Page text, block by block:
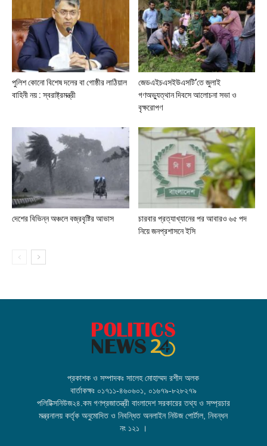
পুলিশ কোনো বিশেষ দলের বা গোষ্ঠীর লাঠিয়াল
বাহিনী নয় : স্বরাষ্ট্রমন্ত্রী
জেডএইচএসইউএসটি’তে জুলাই
গণঅভ্যুত্থান দিবসে আলোচনা সভা ও
বৃক্ষরোপণ
দেশের বিভিন্ন অঞ্চলে বজ্রবৃষ্টির আভাস
চারবার প্রত্যাখ্যানের পর আবারও ৬৫ পদ
নিয়ে জনপ্রশাসনে ইসি
প্রকাশক ও সম্পাদকঃ সালেহ মোহাম্মদ রশীদ অলক
বার্তাকক্ষঃ ০১৭১১-৪৬০৬০১, ০১৬৭৯-৮২৮২৭৯
পলিটিক্সনিউজ২৪.কম গণপ্রজাতন্ত্রী বাংলাদেশ সরকারের তথ্য ও সম্প্রচার
মন্ত্রনালয় কর্তৃক অনুমোদিত ও নিবন্ধিত অনলাইন নিউজ পোর্টাল, নিবন্ধন
নং ১২১ ।